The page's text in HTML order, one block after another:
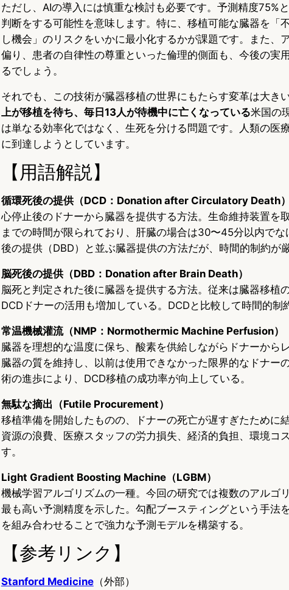
ただし、AIの導入には慎重な検討も必要です。予測精度75%
判断をする可能性を意味します。特に、移植可能な臓器を「
し機会」のリスクをいかに最小化するかが課題です。また、
偏り、患者の自律性の尊重といった倫理的側面も、今後の実
るでしょう。
それでも、この技術が臓器移植の世界にもたらす変革は大き
上が移植を待ち、毎日13人が待機中に亡くなっている米国の
は単なる効率化ではなく、生死を分ける問題です。人類の医
に到達しようとしています。
【用語解説】
循環死後の提供（DCD：Donation after Circulatory Death）
心停止後のドナーから臓器を提供する方法。生命維持装置を
までの時間が限られており、肝臓の場合は30〜45分以内で
後の提供（DBD）と並ぶ臓器提供の方法だが、時間的制約が厳
脳死後の提供（DBD：Donation after Brain Death）
脳死と判定された後に臓器を提供する方法。従来は臓器移植
DCDドナーの活用も増加している。DCDと比較して時間的制
常温機械灌流（NMP：Normothermic Machine Perfusion）
臓器を理想的な温度に保ち、酸素を供給しながらドナーから
臓器の質を維持し、以前は使用できなかった限界的なドナー
術の進歩により、DCD移植の成功率が向上している。
無駄な摘出（Futile Procurement）
移植準備を開始したものの、ドナーの死亡が遅すぎたために
資源の浪費、医療スタッフの労力損失、経済的負担、環境コ
す。
Light Gradient Boosting Machine（LGBM）
機械学習アルゴリズムの一種。今回の研究では複数のアルゴ
最も高い予測精度を示した。勾配ブースティングという手法
を組み合わせることで強力な予測モデルを構築する。
【参考リンク】
Stanford Medicine（外部）